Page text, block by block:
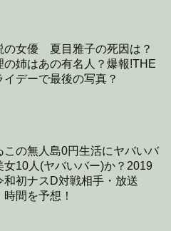
の女優 夏目雅子の死因は？
の姉はあの有名人？爆報!THE
イデーで最後の写真？
この無人島0円生活にヤバいバ
女10人(ヤバいバー)か？2019
和初ナスD対戦相手・放送
時間を予想！